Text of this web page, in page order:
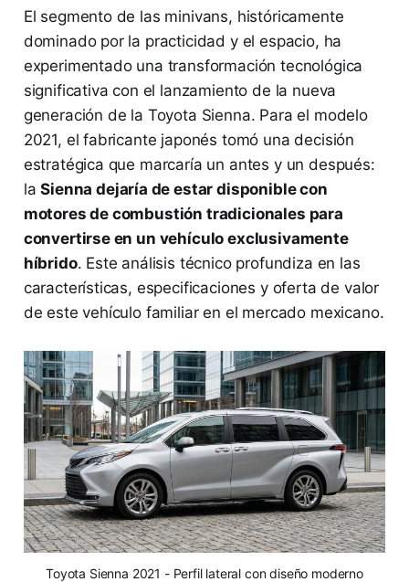
El segmento de las minivans, históricamente
dominado por la practicidad y el espacio, ha
experimentado una transformación tecnológica
significativa con el lanzamiento de la nueva
generación de la Toyota Sienna. Para el modelo
2021, el fabricante japonés tomó una decisión
estratégica que marcaría un antes y un después:
laSienna dejaría de estar disponible con
motores de combustión tradicionales para
convertirse en un vehículo exclusivamente
híbrido. Este análisis técnico profundiza en las
características, especificaciones y oferta de valor
de este vehículo familiar en el mercado mexicano.
Toyota Sienna 2021 - Perfil lateral con diseño moderno